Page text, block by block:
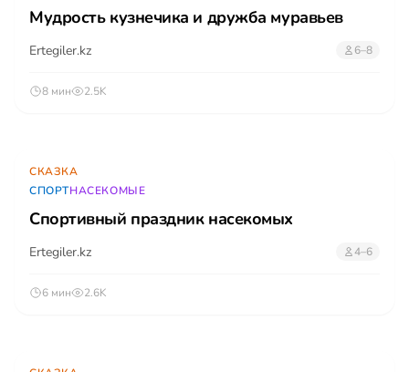
Мудрость кузнечика и дружба муравьев
Ertegiler.kz 6–8
8 мин 2.5K
СКАЗКА
СПОРТНАСЕКОМЫЕ
Спортивный праздник насекомых
Ertegiler.kz 4–6
6 мин 2.6K